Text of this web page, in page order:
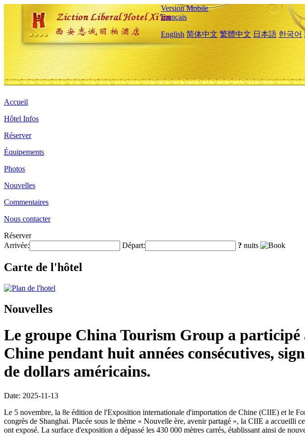
Version Mobile
Français
English 简体中文 繁體中文 日本語 한국어
Accueil
Hôtel Infos
Réserver
Équipements
Photos
Nouvelles
Commentaires
Nous contacter
Réserver
Arrivée:
Départ: ? nuits
Carte de l'hôtel
Nouvelles
Le groupe China Tourism Group a
Chine pendant huit années consécutives,
de dollars américains.
Date: 2025-11-13
Le 5 novembre, la 8e édition de l'Exposition internationale d'importation de Chine (CIIE) et le
congrès de Shanghai. Placée sous le thème « Nouvelle ère, avenir partagé », la CIIE a accueilli
ont exposé. La surface d'exposition a dépassé les 430 000 mètres carrés, établissant ainsi de